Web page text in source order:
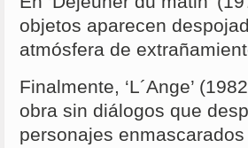
objetos aparecen
atmósfera de
Finalmente, ‘L´Ange’
obra sin diálogos que
personajes